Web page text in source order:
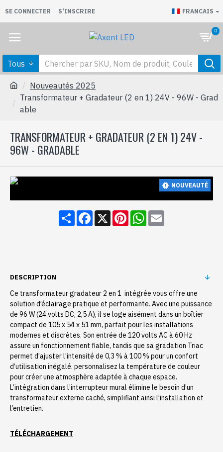
SE CONNECTER S'INSCRIRE FRANCAIS
0
Tous
Nouveautés 2025
Transformateur + Gradateur (2 en 1) 24V - 96W - Grad
able
TRANSFORMATEUR + GRADATEUR (2 EN 1) 24V -
96W - GRADABLE
NOUVEAUTÉ
ShareFacebook
X PinterestWhatsApp
Email
DESCRIPTION
Ce transformateur gradateur 2 en 1 intégrée vous offre une
solution d’éclairage pratique et performante. Avec une puissance
de 96 W (24 volts DC, 2,5 A), il se loge aisément dans un boîtier
compact de 105 x 54 x 51 mm, parfait pour les installations
modernes et discrètes. Son entrée de 120 volts AC à 60 Hz
assure un fonctionnement fiable, tandis que sa gradation Triac
permet d’ajuster l’intensité de 0,3 % à 100 % pour un confort
d’utilisation inégalé. personnalisez la température de couleur
pour créer une atmosphère adaptée à chaque espace.
L’intégration dans l’interrupteur mural élimine le besoin d’un
transformateur externe caché, simplifiant ainsi l’installation et
l’entretien.
TÉLÉCHARGEMENT